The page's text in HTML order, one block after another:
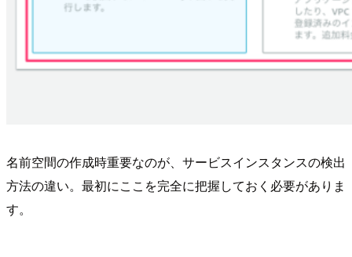
名前空間の作成時重要なのが、サービスインスタンスの検出
方法の違い。最初にここを完全に把握しておく必要がありま
す。